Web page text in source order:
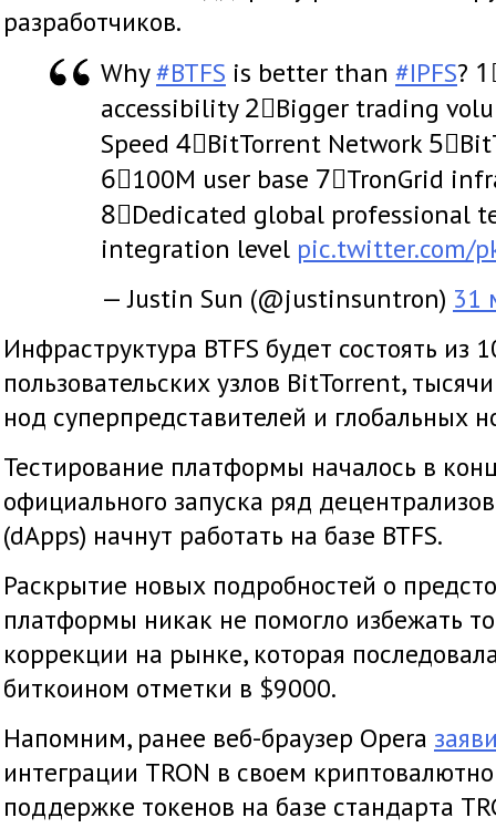
разработчиков.
Why#BTFS is better than #IPFS?
accessibility 2⃣Bigger trading
Speed 4⃣BitTorrent Network
6⃣100M user base 7⃣TronGrid
8⃣Dedicated global professional
integration level pic.twitter.com/
— Justin Sun (@justinsuntron) 31
Инфраструктура BTFS будет состоять из
пользовательских узлов BitTorrent,
нод суперпредставителей и глобальных
Тестирование платформы началось в
официального запуска ряд
(dApps) начнут работать на базе BTFS.
Раскрытие новых подробностей о
платформы никак не помогло избежать
коррекции на рынке, которая
биткоином отметки в $9000.
Напомним, ранее веб-браузер Opera
интеграции TRON в своем
поддержке токенов на базе стандарта